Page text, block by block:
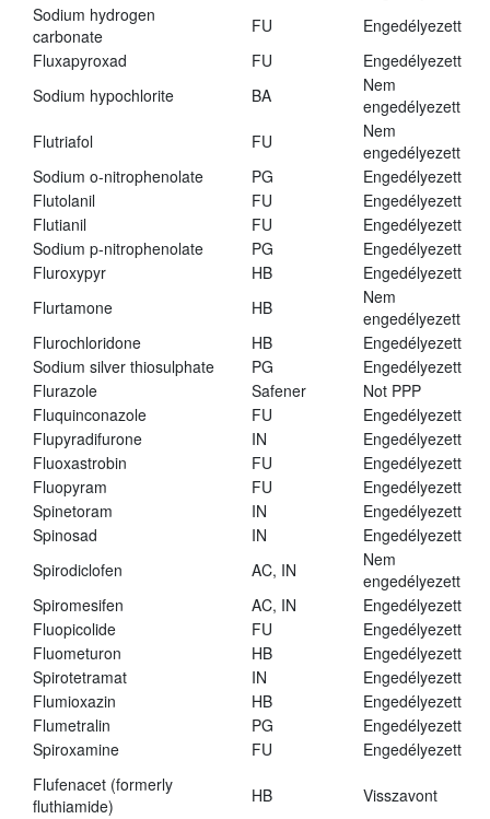
Sodium hydrogen
carbonate
FU
Engedélyezett
Fluxapyroxad
FU
Engedélyezett
Sodium hypochlorite
BA
Nem
engedélyezett
Flutriafol
FU
Nem
engedélyezett
Sodium o-nitrophenolate
PG
Engedélyezett
Flutolanil
FU
Engedélyezett
Flutianil
FU
Engedélyezett
Sodium p-nitrophenolate
PG
Engedélyezett
Fluroxypyr
HB
Engedélyezett
Flurtamone
HB
Nem
engedélyezett
Flurochloridone
HB
Engedélyezett
Sodium silver thiosulphate
PG
Engedélyezett
Flurazole
Safener
Not PPP
Fluquinconazole
FU
Engedélyezett
Flupyradifurone
IN
Engedélyezett
Fluoxastrobin
FU
Engedélyezett
Fluopyram
FU
Engedélyezett
Spinetoram
IN
Engedélyezett
Spinosad
IN
Engedélyezett
Spirodiclofen
AC, IN
Nem
engedélyezett
Spiromesifen
AC, IN
Engedélyezett
Fluopicolide
FU
Engedélyezett
Fluometuron
HB
Engedélyezett
Spirotetramat
IN
Engedélyezett
Flumioxazin
HB
Engedélyezett
Flumetralin
PG
Engedélyezett
Spiroxamine
FU
Engedélyezett
Flufenacet (formerly
fluthiamide)
HB Visszavont